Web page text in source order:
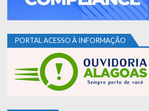
PORTAL ACESSO À INFORMAÇÃO